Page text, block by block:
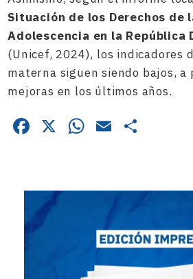
Situación de los Derechos de
Adolescencia en la República
(Unicef, 2024), los indicadores
materna siguen siendo bajos, a
mejoras en los últimos años.
Facebook
X WhatsApp
Email